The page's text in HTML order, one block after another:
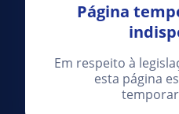
Página
Em respeito à
esta página